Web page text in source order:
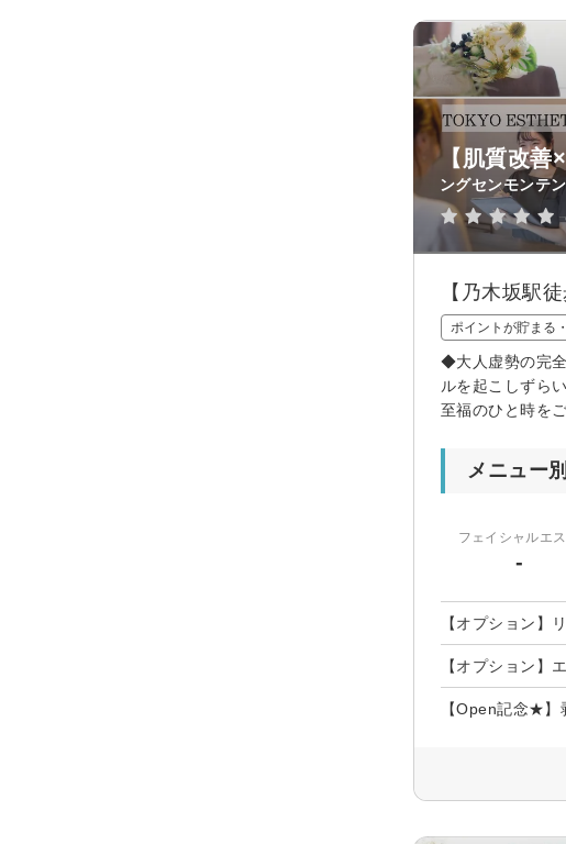
【肌質改善
ングセンモンテ
【乃木坂駅
ポイントが貯まる
◆大人虚勢の完
ルを起こしずら
至福のひと時を
メニュー
フェイシャルエ
-
【オプション】
【オプション】
【Open記念★